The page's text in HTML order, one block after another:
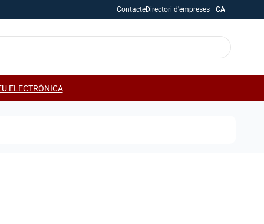
ContacteDirectori d'empreses CA
ELECTRÒNICA